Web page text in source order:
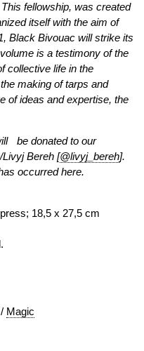
fellowship, was created
itself with the aim of
Black Bivouac will strike its
is a testimony of the
collective life in the
making of tarps and
of ideas and expertise, the
be donated to our
Livyj Bereh [@livyj_bereh].
occurred here.
18,5 x 27,5 cm
/ Magic